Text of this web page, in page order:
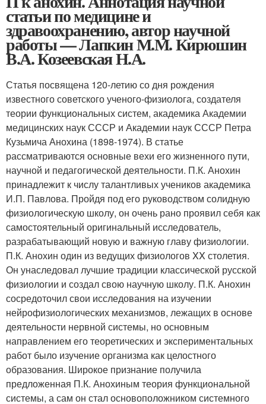
статьи по медицине и
здравоохранению, автор научной
работы — Лапкин М.М. Кирюшин
В.А. Козеевская Н.А.
Статья посвящена 120-летию со дня рождения
известного советского ученого-физиолога, создателя
теории функциональных систем, академика Академии
медицинских наук СССР и Академии наук СССР Петра
Кузьмича Анохина (1898-1974). В статье
рассматриваются основные вехи его жизненного пути,
научной и педагогической деятельности. П.К. Анохин
принадлежит к числу талантливых учеников академика
И.П. Павлова. Пройдя под его руководством солидную
физиологическую школу, он очень рано проявил себя как
самостоятельный оригинальный исследователь,
разрабатывающий новую и важную главу физиологии.
П.К. Анохин один из ведущих физиологов XX столетия.
Он унаследовал лучшие традиции классической русской
физиологии и создал свою научную школу. П.К. Анохин
сосредоточил свои исследования на изучении
нейрофизиологических механизмов, лежащих в основе
деятельности нервной системы, но основным
направлением его теоретических и экспериментальных
работ было изучение организма как целостного
образования. Широкое признание получила
предложенная П.К. Анохиным теория функциональной
системы, а сам он стал основоположником системного